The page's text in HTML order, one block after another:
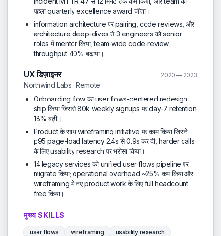
पहला quarterly excellence award जीता।
information architecture पर pairing, code reviews, और
architecture deep-dives से 3 engineers को senior
roles में mentor किया, team-wide code-review
throughput 40% बढ़ाया।
UX डिज़ाइनर 2020 — 2023
Northwind Labs · Remote
Onboarding flow का user flows-centered redesign
ship किया जिससे 80k weekly signups पर day-7 retention
18% बढ़ी।
Product के साथ wireframing initiative पर काम किया जिसने
p95 page-load latency 2.4s से 0.9s कर दी, harder calls
के लिए usability research पर भरोसा किया।
14 legacy services को unified user flows pipeline पर
migrate किया; operational overhead ~25% कम किया और
wireframing में नए product work के लिए full headcount
free किया।
मुख्य SKILLS
user flows wireframing
usability research